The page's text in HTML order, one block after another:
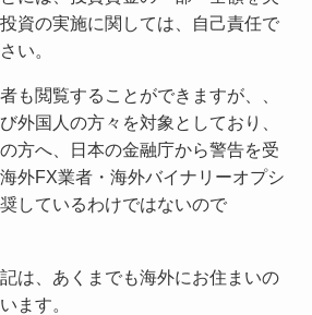
資の実施に関しては、自己責任で
い。
も閲覧することができますが、、
外国人の方々を対象としており、
方へ、日本の金融庁から警告を受
外FX業者・海外バイナリーオプシ
しているわけではないので
は、あくまでも海外にお住まいの
ます。